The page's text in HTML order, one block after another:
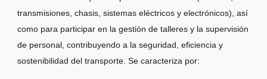
transmisiones, chasis, sistemas eléctricos y electrónicos), así
como para participar en la gestión de talleres y la supervisión
de personal, contribuyendo a la seguridad, eficiencia y
sostenibilidad del transporte. Se caracteriza por: